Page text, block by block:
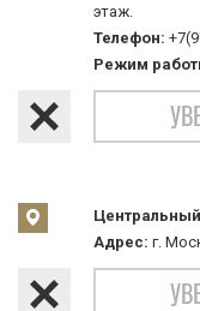
этаж.
Телефон:
Режим
Центральный
Адрес: г.